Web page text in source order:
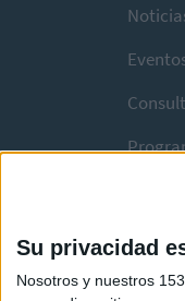
Su privacidad
Nosotros y nuestros